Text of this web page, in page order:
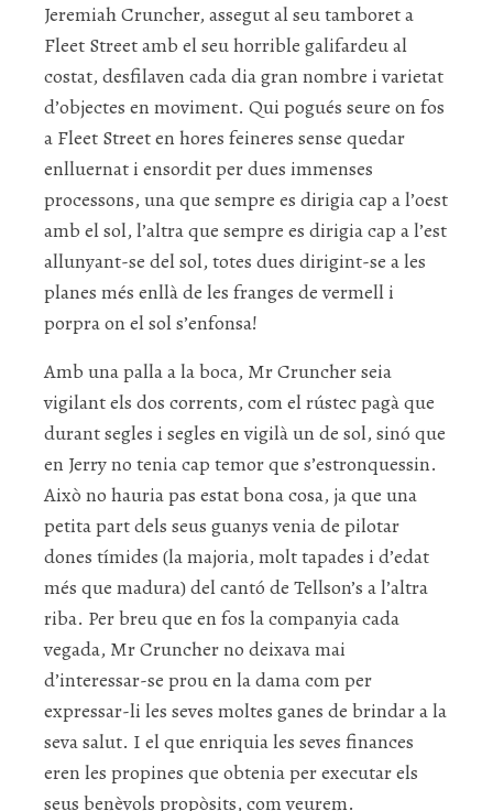
Jeremiah Cruncher, assegut al seu tamboret a
Fleet Street amb el seu horrible galifardeu al
costat, desfilaven cada dia gran nombre i varietat
d’objectes en moviment. Qui pogués seure on fos
a Fleet Street en hores feineres sense quedar
enlluernat i ensordit per dues immenses
processons, una que sempre es dirigia cap a l’oest
amb el sol, l’altra que sempre es dirigia cap a l’est
allunyant-se del sol, totes dues dirigint-se a les
planes més enllà de les franges de vermell i
porpra on el sol s’enfonsa!
Amb una palla a la boca, Mr Cruncher seia
vigilant els dos corrents, com el rústec pagà que
durant segles i segles en vigilà un de sol, sinó que
en Jerry no tenia cap temor que s’estronquessin.
Això no hauria pas estat bona cosa, ja que una
petita part dels seus guanys venia de pilotar
dones tímides (la majoria, molt tapades i d’edat
més que madura) del cantó de Tellson’s a l’altra
riba. Per breu que en fos la companyia cada
vegada, Mr Cruncher no deixava mai
d’interessar-se prou en la dama com per
expressar-li les seves moltes ganes de brindar a la
seva salut. I el que enriquia les seves finances
eren les propines que obtenia per executar els
seus benèvols propòsits, com veurem.